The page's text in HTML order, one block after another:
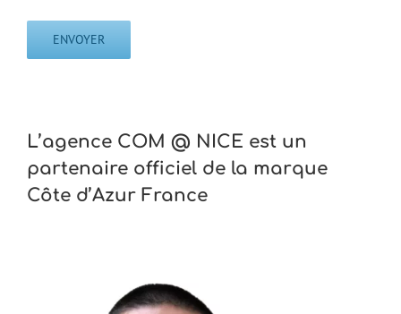
L’agence COM @ NICE est un
partenaire officiel de la marque
Côte d’Azur France